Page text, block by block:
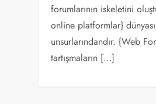
forumlarının iskeletini
online platformlar}
unsurlarındandır. {Web
tartışmaların […]